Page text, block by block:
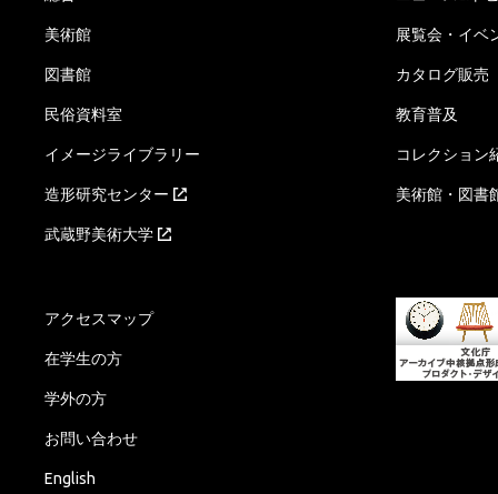
美術館
図書館
民俗資料室
イメージライブラリー
造形研究センター
武蔵野美術大学
展覧会・イベ
カタログ販売
教育普及
コレクション
美術館・図書
アクセスマップ
在学生の方
学外の方
お問い合わせ
English